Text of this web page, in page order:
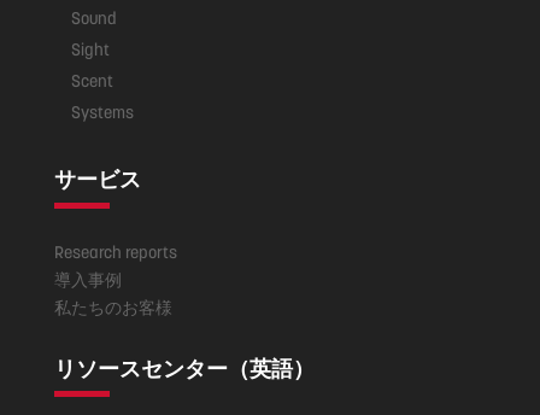
Sound
Sight
Scent
Systems
サービス
Research reports
導入事例
私たちのお客様
リソースセンター（英語）